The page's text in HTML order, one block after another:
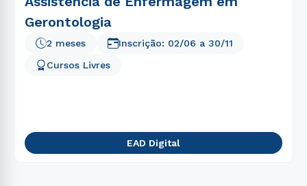
Gerontologia
2 meses
Cursos Livres
Inscrição: 02/06 a 30/11
EAD Digital